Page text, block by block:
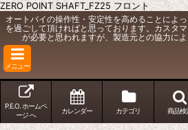
ZERO POINT SHAFT_FZ25 フロント
オートバイの操作性・安定性を高めることによ
を過ごして頂ければと思っております。カスタ
が必要と思われますが、製造元との協力によ
メニュー
P.E.O. ホームペ
ージ へ
カレンダー カテゴリ 商品検